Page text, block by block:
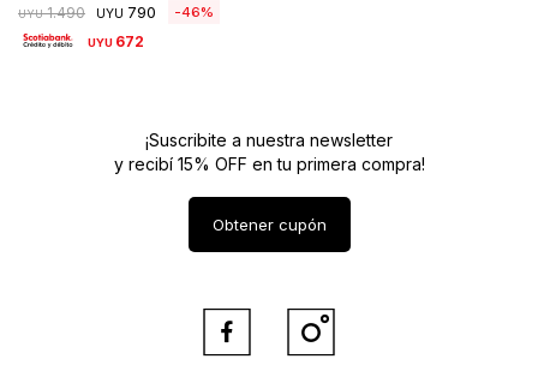
UYU 1.490 UYU 790 46
UYU 672
¡Suscribite a nuestra newsletter
y recibí 15% OFF en tu primera compra!
Obtener cupón
 